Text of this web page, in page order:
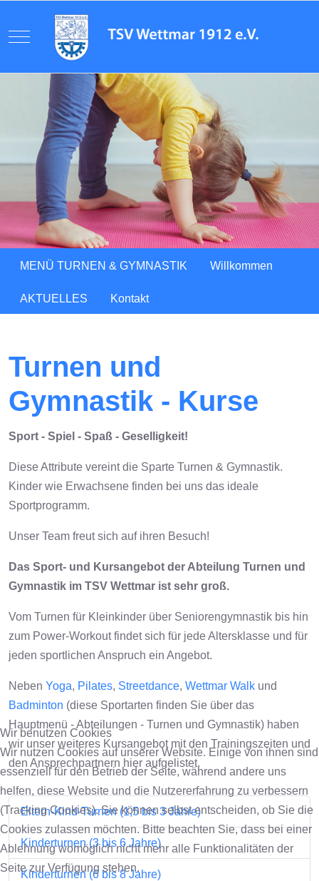
Mobile Menu Toggle
Previous Next
MENÜ TURNEN & GYMNASTIK Willkommen
AKTUELLES Kontakt
Turnen und
Gymnastik - Kurse
Sport - Spiel - Spaß - Geselligkeit!
Diese Attribute vereint die Sparte Turnen & Gymnastik.
Kinder wie Erwachsene finden bei uns das ideale
Sportprogramm.
Unser Team freut sich auf ihren Besuch!
Das Sport- und Kursangebot der Abteilung Turnen und
Gymnastik im TSV Wettmar ist sehr groß.
Vom Turnen für Kleinkinder über Seniorengymnastik bis hin
zum Power-Workout findet sich für jede Altersklasse und für
jeden sportlichen Anspruch ein Angebot.
Neben Yoga, Pilates, Streetdance, Wettmar Walk und
Badminton (diese Sportarten finden Sie über das
Hauptmenü - Abteilungen - Turnen und Gymnastik) haben
wir unser weiteres Kursangebot mit den Trainingszeiten und
den Ansprechpartnern hier aufgelistet.
Eltern-Kind-Turnen (1,5 bis 3 Jahre)
Kinderturnen (3 bis 6 Jahre)
Kinderturnen (6 bis 8 Jahre)
Wir benutzen Cookies
Wir nutzen Cookies auf unserer Website. Einige von ihnen sind
essenziell für den Betrieb der Seite, während andere uns
helfen, diese Website und die Nutzererfahrung zu verbessern
(Tracking Cookies). Sie können selbst entscheiden, ob Sie die
Cookies zulassen möchten. Bitte beachten Sie, dass bei einer
Ablehnung womöglich nicht mehr alle Funktionalitäten der
Seite zur Verfügung stehen.